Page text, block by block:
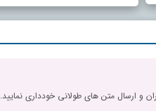
و ارسال متن های طولانی خودداری نمایید.